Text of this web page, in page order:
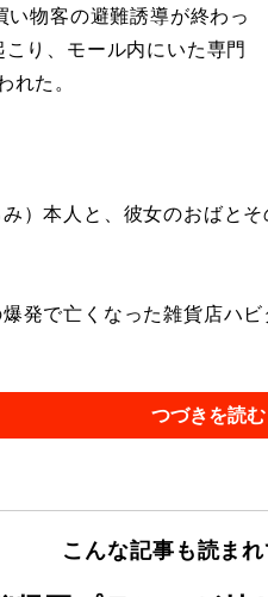
物客の避難誘導が終わっ
り、モール内にいた専門
れた。
み）本人と、彼女のおばと
発で亡くなった雑貨店ハ
つづきを読む
こんな記事も読ま